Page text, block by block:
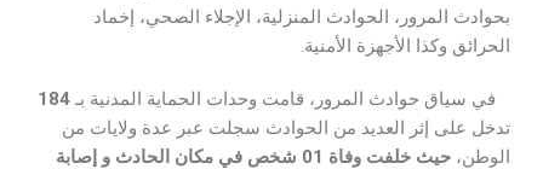
بحوادث المرور، الحوادث المنزلية، الإجلاء الصحي، إخماد
الحرائق وكذا الأجهزة الأمنية.
في سياق حوادث المرور، قامت وحدات الحماية المدنية بـ184
تدخل على إثر العديد من الحوادث سجلت عبر عدة ولايات من
الوطن،حيث خلفت وفاة 01 شخص في مكان الحادث و إصابة